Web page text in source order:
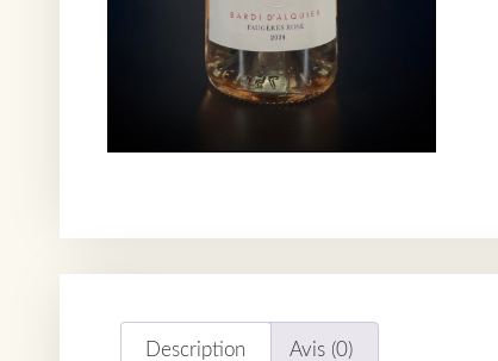
Description Avis (0)